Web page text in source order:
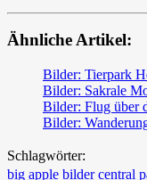
Ähnliche Artikel:
Bilder: Tierpark
Bilder: Sakrale
Bilder: Flug über
Bilder:
Schlagwörter:
big apple bilder central